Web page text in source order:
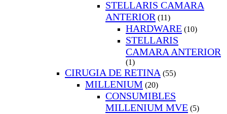
STELLARIS CAMARA
ANTERIOR (11)
HARDWARE (10)
STELLARIS
CAMARA ANTERIOR
(1)
CIRUGIA DE RETINA (55)
MILLENIUM (20)
CONSUMIBLES
MILLENIUM MVE (5)